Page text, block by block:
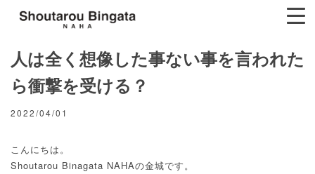
人は全く想像した事ない事を言われた
ら衝撃を受ける？
2022/04/01
こんにちは。
Shoutarou Binagata NAHAの金城です。